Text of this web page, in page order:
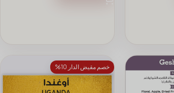
خصم مقيض الدار 10%